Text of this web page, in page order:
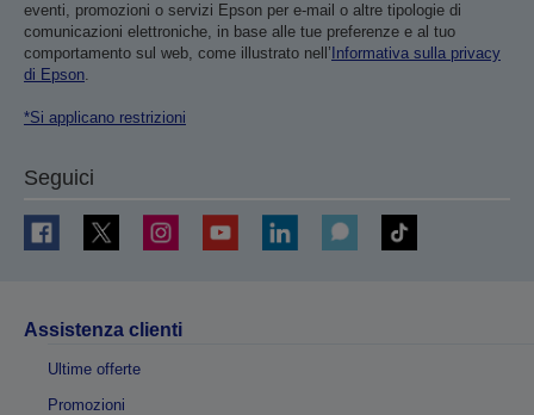
eventi, promozioni o servizi Epson per e-mail o altre tipologie di
comunicazioni elettroniche, in base alle tue preferenze e al tuo
comportamento sul web, come illustrato nell’ Informativa sulla privacy
di Epson.
*Si applicano restrizioni
Seguici
Assistenza clienti
Ultime offerte
Promozioni